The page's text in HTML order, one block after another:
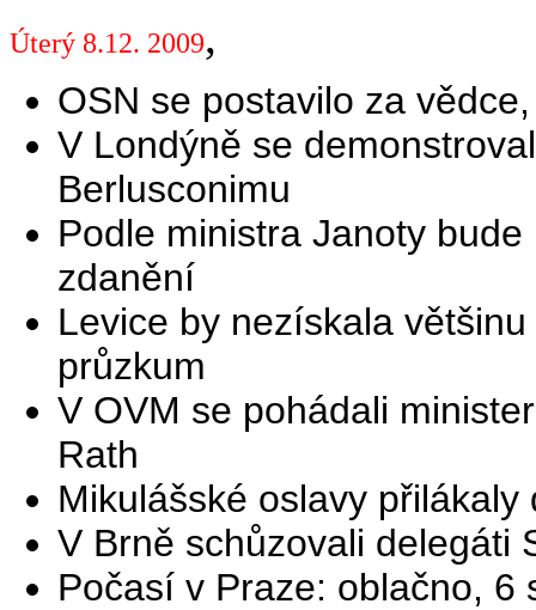
Úterý 8.12. 2009,
OSN se postavilo za
V Londýně se
Berlusconimu
Podle ministra Janoty
zdanění
Levice by nezískala
průzkum
V OVM se pohádali
Rath
Mikulášské oslavy
V Brně schůzovali delegáti
Počasí v Praze: oblačno, 6